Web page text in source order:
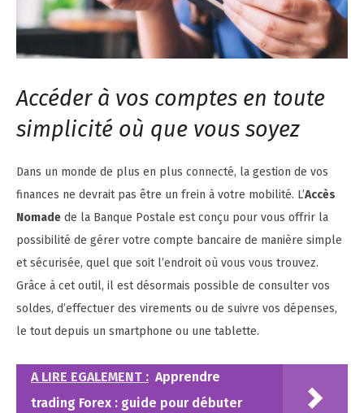
Accéder à vos comptes en toute
simplicité où que vous soyez
Dans un monde de plus en plus connecté, la gestion de vos
finances ne devrait pas être un frein à votre mobilité. L’Accès
Nomade de la Banque Postale est conçu pour vous offrir la
possibilité de gérer votre compte bancaire de manière simple
et sécurisée, quel que soit l’endroit où vous vous trouvez.
Grâce à cet outil, il est désormais possible de consulter vos
soldes, d’effectuer des virements ou de suivre vos dépenses,
le tout depuis un smartphone ou une tablette.
A LIRE EGALEMENT : Apprendre
trading Forex : guide pour débuter